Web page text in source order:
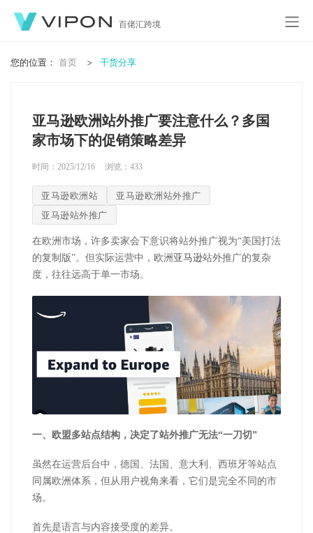
百佬汇跨境
您的位置： 首页 干货分享
亚马逊欧洲站外推广要注意什么？多国
家市场下的促销策略差异
时间：2025/12/16 浏览： 433
亚马逊欧洲站
亚马逊欧洲站外推广
亚马逊站外推广
在欧洲市场，许多卖家会下意识将站外推广视为“美国打法
的复制版”。但实际运营中，欧洲 亚马逊站外推广的复杂
度，往往远高于单一市场。
一、欧盟多站点结构，决定了站外推广无法“一刀切”
虽然在运营后台中，德国、法国、意大利、西班牙等站点
同属欧洲体系，但从用户视角来看，它们是完全不同的市
场。
首先是语言与内容接受度的差异。